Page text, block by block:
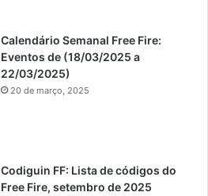
Calendário Semanal Free Fire:
Eventos de (18/03/2025 a
22/03/2025)
20 de março, 2025
Codiguin FF: Lista de códigos do
Free Fire, setembro de 2025